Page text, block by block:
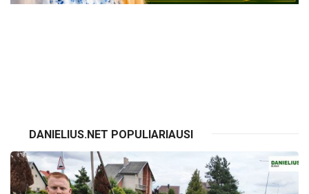
DANIELIUS.NET POPULIARIAUSI